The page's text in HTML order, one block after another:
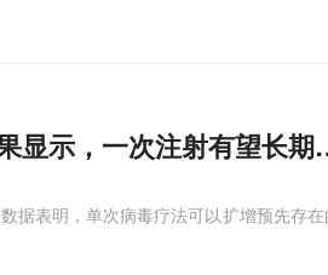
示，一次注射有望长期
据表明，单次病毒疗法可以扩增预先存在